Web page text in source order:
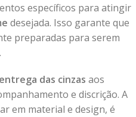
específicos para atingir
desejada. Isso garante que
preparadas para serem
entrega das cinzas aos
e discrição. A
em material e design, é